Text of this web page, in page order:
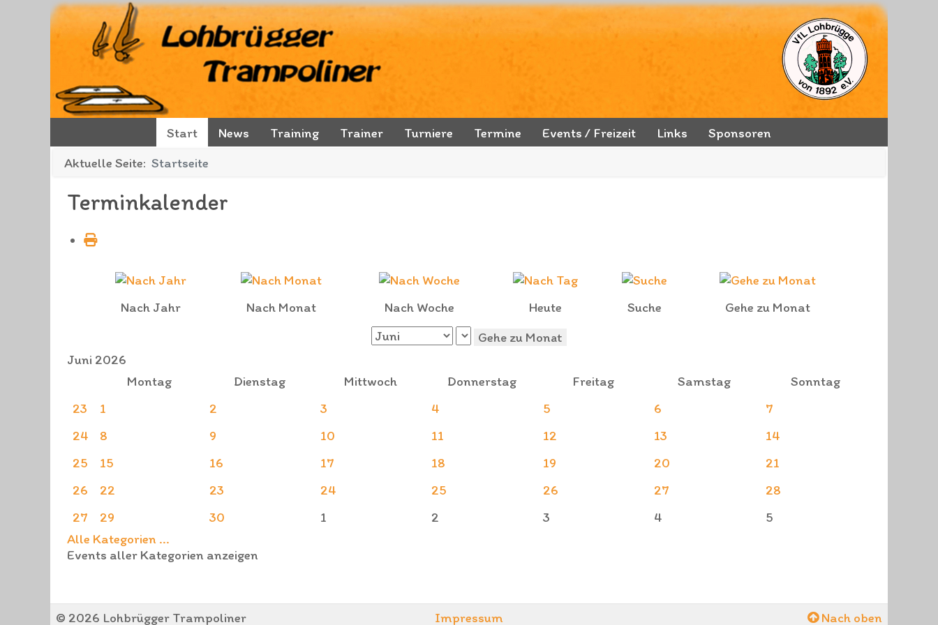
Start News Training Trainer Turniere Termine Events / Freizeit Links
Sponsoren
Aktuelle Seite: Startseite
Terminkalender
Nach Jahr Nach Monat Nach Woche Heute Suche
Gehe zu Monat
Gehe zu Monat
Juni 2026
Montag
Dienstag Mittwoch Donnerstag Freitag Samstag
Sonntag
23
1 2 3 4 5 6
7
24
8 9 10 11 12 13
14
25
15 16 17 18 19 20
21
26
22 23 24 25 26 27
28
27
29 30 1 2 3 4
5
Alle Kategorien ...
Events aller Kategorien anzeigen
© 2026 Lohbrügger Trampoliner Impressum Nach oben